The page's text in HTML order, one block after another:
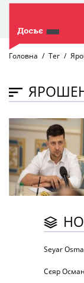
Головна Тег
" />
Seyar
Сєяр